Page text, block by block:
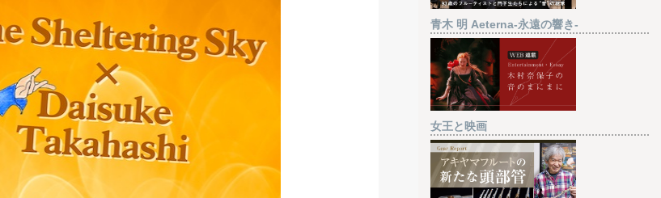
青木 明 Aeterna-永遠の響き-
女王と映画